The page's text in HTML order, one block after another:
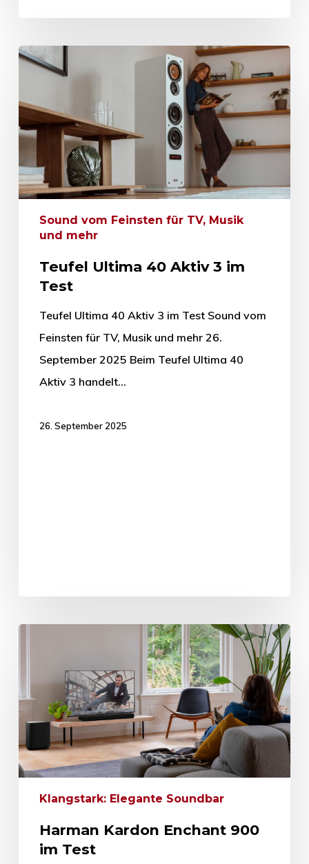
Sound vom Feinsten für TV, Musik
und mehr
Teufel Ultima 40 Aktiv 3 im
Test
Teufel Ultima 40 Aktiv 3 im Test Sound vom
Feinsten für TV, Musik und mehr 26.
September 2025 Beim Teufel Ultima 40
Aktiv 3 handelt…
26. September 2025
Klangstark: Elegante Soundbar
Harman Kardon Enchant 900
im Test